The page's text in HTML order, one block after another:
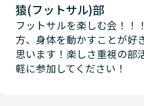
猿(フットサル)部
フットサルを楽しむ会！！
方、身体を動かすことが好
思います！楽しさ重視の部
軽に参加してください！